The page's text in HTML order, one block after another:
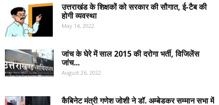
उत्तराखंड के शिक्षकों को सरकार की सौगात, ई-टैब की
होगी व्यवस्था
May 14, 2022
जांच के घेरे में साल 2015 की दरोगा भर्ती, विजिलेंस
जांच...
August 26, 2022
कैबिनेट मंत्री गणेश जोशी ने डॉ. अम्बेडकर सम्मान सभा में